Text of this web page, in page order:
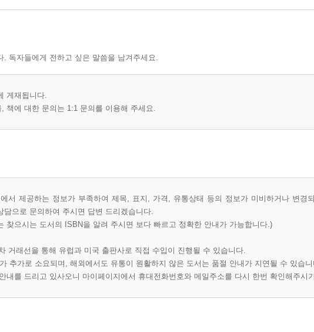
독자들에게 전하고 싶은 말씀을 남겨주세요.
게재됩니다.
책에 대한 문의는 1:1 문의를 이용해 주세요.
서 제공하는 정보가 부족하여 제목, 표지, 가격, 유통상태 등의 정보가 미비하거나 변경
담으로 문의하여 주시면 답변 드리겠습니다.
찾으시는 도서의 ISBN을 알려 주시면 보다 빠르고 정확한 안내가 가능합니다.)
거래선을 통해 유럽과 미국 출판사로 직접 수입이 진행될 수 있습니다.
추가로 소요되며, 해외에서도 유통이 원활하지 않은 도서는 품절 안내가 지연될 수 있습니
내를 드리고 있사오니 마이페이지에서 휴대전화번호와 메일주소를 다시 한번 확인해주시